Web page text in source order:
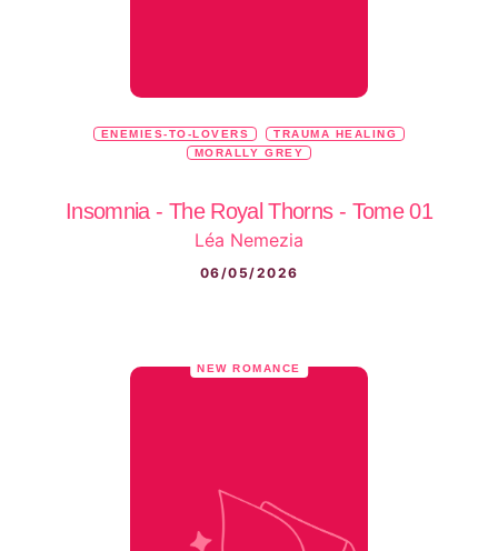
ENEMIES-TO-LOVERS
TRAUMA HEALING
MORALLY GREY
Insomnia - The Royal Thorns - Tome 01
Léa Nemezia
06/05/2026
NEW ROMANCE